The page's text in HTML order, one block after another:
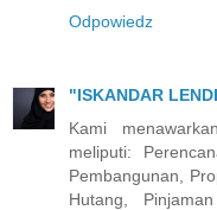
Odpowiedz
"ISKANDAR
Kami
meliputi:
Pembangunan,
Hutang,